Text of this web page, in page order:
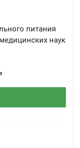
питания
наук